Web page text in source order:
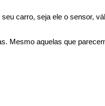
carro, seja ele o sensor,
Mesmo aquelas que